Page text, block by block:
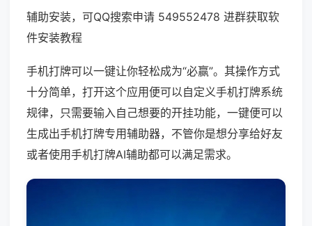
辅助安装，可QQ搜索申请 549552478 进群获取软
件安装教程
手机打牌可以一键让你轻松成为“必赢”。其操作方式
十分简单，打开这个应用便可以自定义手机打牌系统
规律，只需要输入自己想要的开挂功能，一键便可以
生成出手机打牌专用辅助器，不管你是想分享给好友
或者使用手机打牌AI辅助都可以满足需求。